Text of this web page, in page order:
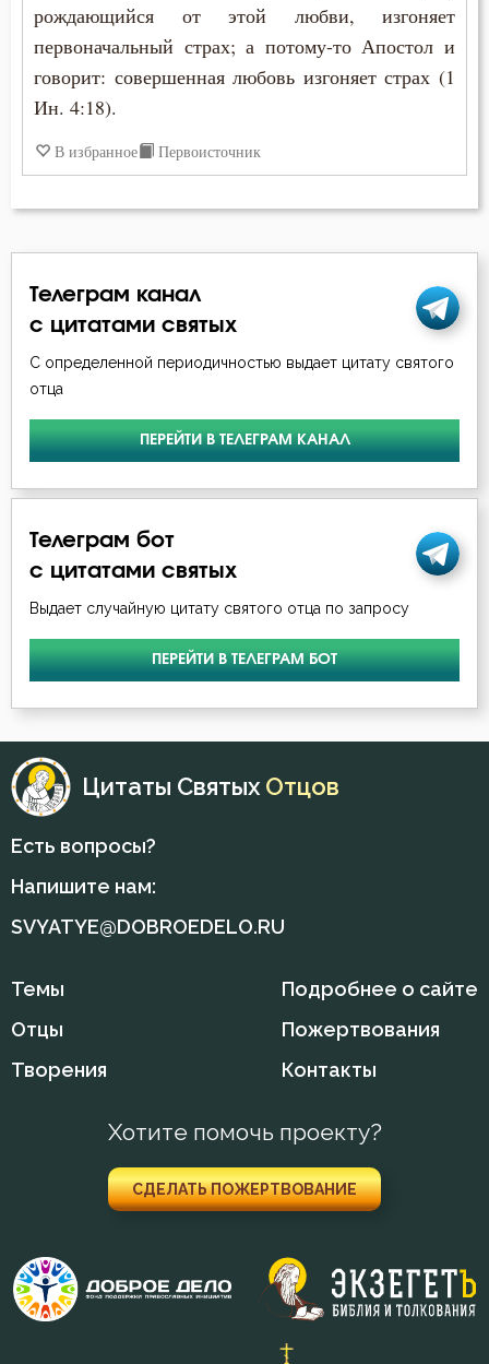
рождающийся от этой любви, изгоняет
первоначальный страх; а потому-то Апостол и
говорит: совершенная любовь изгоняет страх (1
Ин. 4:18).
В избранное Первоисточник
Телеграм канал
с цитатами святых
С определенной периодичностью выдает цитату святого
отца
ПЕРЕЙТИ В ТЕЛЕГРАМ КАНАЛ
Телеграм бот
с цитатами святых
Выдает случайную цитату святого отца по запросу
ПЕРЕЙТИ В ТЕЛЕГРАМ БОТ
Цитаты Святых Отцов
Есть вопросы?
Напишите нам:
SVYATYE@DOBROEDELO.RU
Темы
Отцы
Творения
Подробнее о сайте
Пожертвования
Контакты
Хотите помочь проекту?
СДЕЛАТЬ ПОЖЕРТВОВАНИЕ